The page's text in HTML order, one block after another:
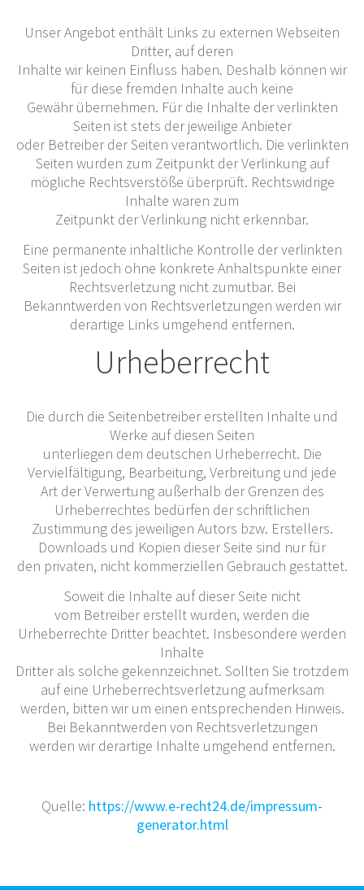
Unser Angebot enthält Links zu externen Webseiten
Dritter, auf deren
Inhalte wir keinen Einfluss haben. Deshalb können wir
für diese fremden Inhalte auch keine
Gewähr übernehmen. Für die Inhalte der verlinkten
Seiten ist stets der jeweilige Anbieter
oder Betreiber der Seiten verantwortlich. Die verlinkten
Seiten wurden zum Zeitpunkt der Verlinkung auf
mögliche Rechtsverstöße überprüft. Rechtswidrige
Inhalte waren zum
Zeitpunkt der Verlinkung nicht erkennbar.
Eine permanente inhaltliche Kontrolle der verlinkten
Seiten ist jedoch ohne konkrete Anhaltspunkte einer
Rechtsverletzung nicht zumutbar. Bei
Bekanntwerden von Rechtsverletzungen werden wir
derartige Links umgehend entfernen.
Urheberrecht
Die durch die Seitenbetreiber erstellten Inhalte und
Werke auf diesen Seiten
unterliegen dem deutschen Urheberrecht. Die
Vervielfältigung, Bearbeitung, Verbreitung und jede
Art der Verwertung außerhalb der Grenzen des
Urheberrechtes bedürfen der schriftlichen
Zustimmung des jeweiligen Autors bzw. Erstellers.
Downloads und Kopien dieser Seite sind nur für
den privaten, nicht kommerziellen Gebrauch gestattet.
Soweit die Inhalte auf dieser Seite nicht
vom Betreiber erstellt wurden, werden die
Urheberrechte Dritter beachtet. Insbesondere werden
Inhalte
Dritter als solche gekennzeichnet. Sollten Sie trotzdem
auf eine Urheberrechtsverletzung aufmerksam
werden, bitten wir um einen entsprechenden Hinweis.
Bei Bekanntwerden von Rechtsverletzungen
werden wir derartige Inhalte umgehend entfernen.
Quelle: https://www.e-recht24.de/impressum-
generator.html